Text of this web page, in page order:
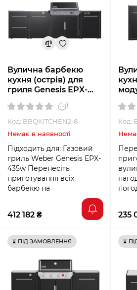
Вулична барбекю
кухня (острів) для
гриля Genesis ЕPX-
435w Weber BBQ
Kitchen Gas 331
Код: BBQKITCHEN2-8
Немає в наявності
Підходить для: Газовий
гриль Weber Genesis EPX-
435w Перенесіть
приготування всіх
барбекю на
412 182 ₴
Код:
235
⌛ ПІД ЗАМОВЛЕННЯ ⌛